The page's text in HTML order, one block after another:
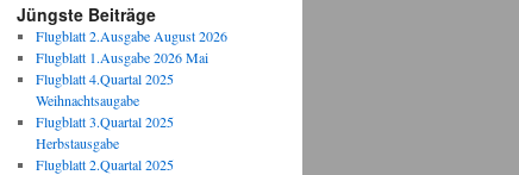
Jüngste Beiträge
Flugblatt 2.Ausgabe August 2026
Flugblatt 1.Ausgabe 2026 Mai
Flugblatt 4.Quartal 2025
Weihnachtsaugabe
Flugblatt 3.Quartal 2025
Herbstausgabe
Flugblatt 2.Quartal 2025